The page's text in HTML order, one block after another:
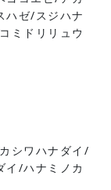
ハゼ/スジハナ
ミドリリュウ
シワハナダイ/
イ/ハナミノカ